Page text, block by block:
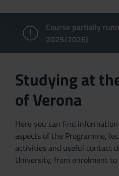
Course partially
2025/2026)
Studying at
of Verona
Here you can find
aspects of the Programme,
activities and useful contact
University, from enrolment to